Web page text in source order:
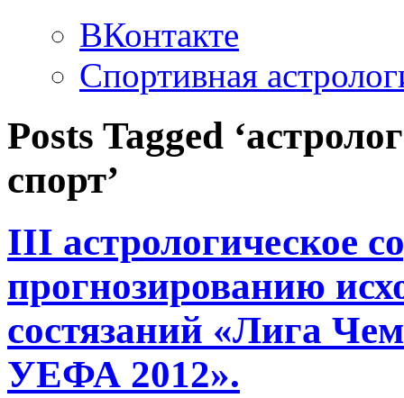
ВКонтакте
Спортивная
Posts Tagged
спорт’
III астрологическое
прогнозированию
состязаний «Лига
УЕФА 2012».